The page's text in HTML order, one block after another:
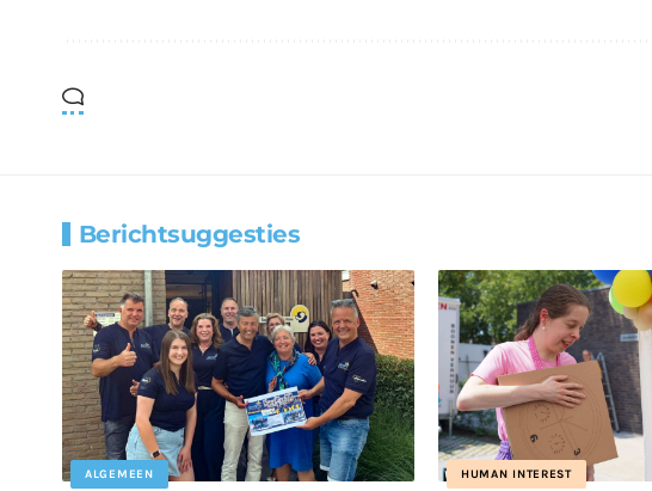
Berichtsuggesties
ALGEMEEN HUMAN INTEREST